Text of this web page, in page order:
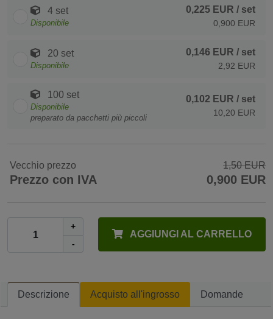
4 set
Disponibile
0,225 EUR / set
0,900 EUR
20 set
Disponibile
0,146 EUR / set
2,92 EUR
100 set
Disponibile
preparato da pacchetti più piccoli
0,102 EUR / set
10,20 EUR
Vecchio prezzo 1,50 EUR
Prezzo con IVA 0,900 EUR
+
-
AGGIUNGI AL CARRELLO
Descrizione Acquisto all'ingrosso Domande